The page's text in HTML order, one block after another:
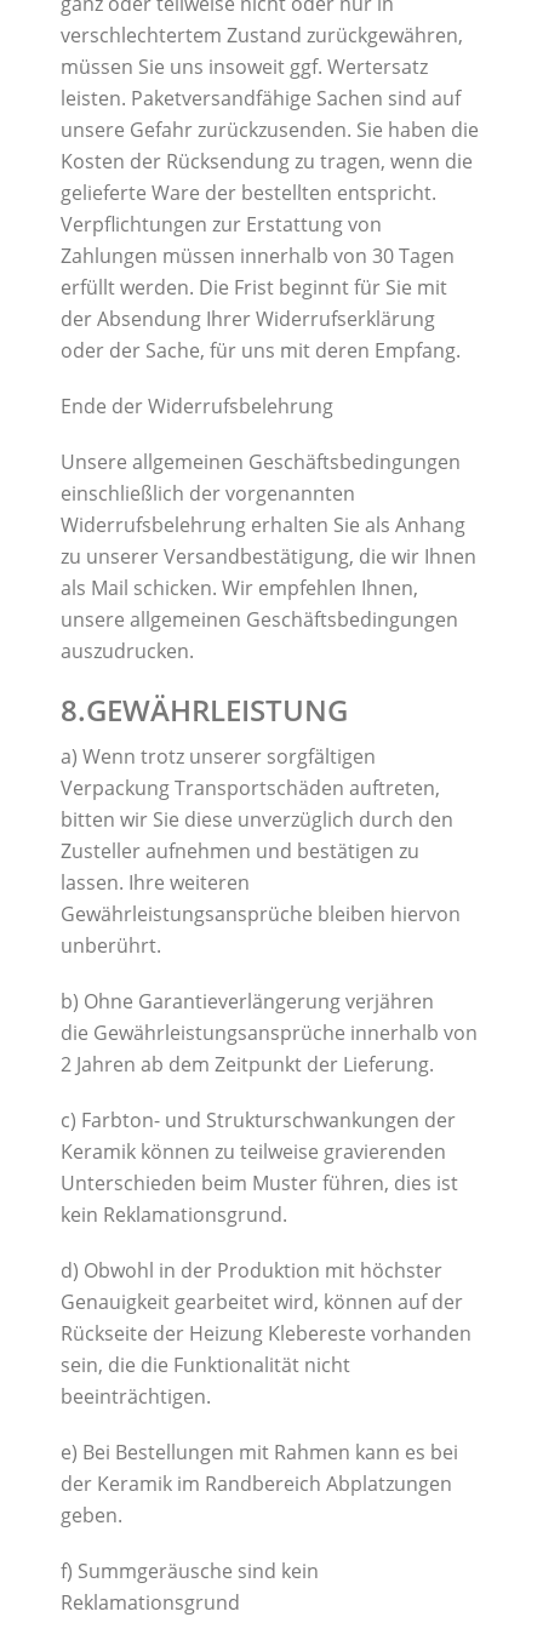
verschlechtertem Zustand zurückgewähren,
müssen Sie uns insoweit ggf. Wertersatz
leisten. Paketversandfähige Sachen sind auf
unsere Gefahr zurückzusenden. Sie haben die
Kosten der Rücksendung zu tragen, wenn die
gelieferte Ware der bestellten entspricht.
Verpflichtungen zur Erstattung von
Zahlungen müssen innerhalb von 30 Tagen
erfüllt werden. Die Frist beginnt für Sie mit
der Absendung Ihrer Widerrufserklärung
oder der Sache, für uns mit deren Empfang.
Ende der Widerrufsbelehrung
Unsere allgemeinen Geschäftsbedingungen
einschließlich der vorgenannten
Widerrufsbelehrung erhalten Sie als Anhang
zu unserer Versandbestätigung, die wir Ihnen
als Mail schicken. Wir empfehlen Ihnen,
unsere allgemeinen Geschäftsbedingungen
auszudrucken.
8.GEWÄHRLEISTUNG
a) Wenn trotz unserer sorgfältigen
Verpackung Transportschäden auftreten,
bitten wir Sie diese unverzüglich durch den
Zusteller aufnehmen und bestätigen zu
lassen. Ihre weiteren
Gewährleistungsansprüche bleiben hiervon
unberührt.
b) Ohne Garantieverlängerung verjähren
die Gewährleistungsansprüche innerhalb von
2 Jahren ab dem Zeitpunkt der Lieferung.
c) Farbton- und Strukturschwankungen der
Keramik können zu teilweise gravierenden
Unterschieden beim Muster führen, dies ist
kein Reklamationsgrund.
d) Obwohl in der Produktion mit höchster
Genauigkeit gearbeitet wird, können auf der
Rückseite der Heizung Klebereste vorhanden
sein, die die Funktionalität nicht
beeinträchtigen.
e) Bei Bestellungen mit Rahmen kann es bei
der Keramik im Randbereich Abplatzungen
geben.
f) Summgeräusche sind kein
Reklamationsgrund